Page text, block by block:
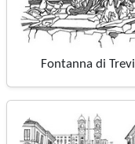
Fontanna di Trevi